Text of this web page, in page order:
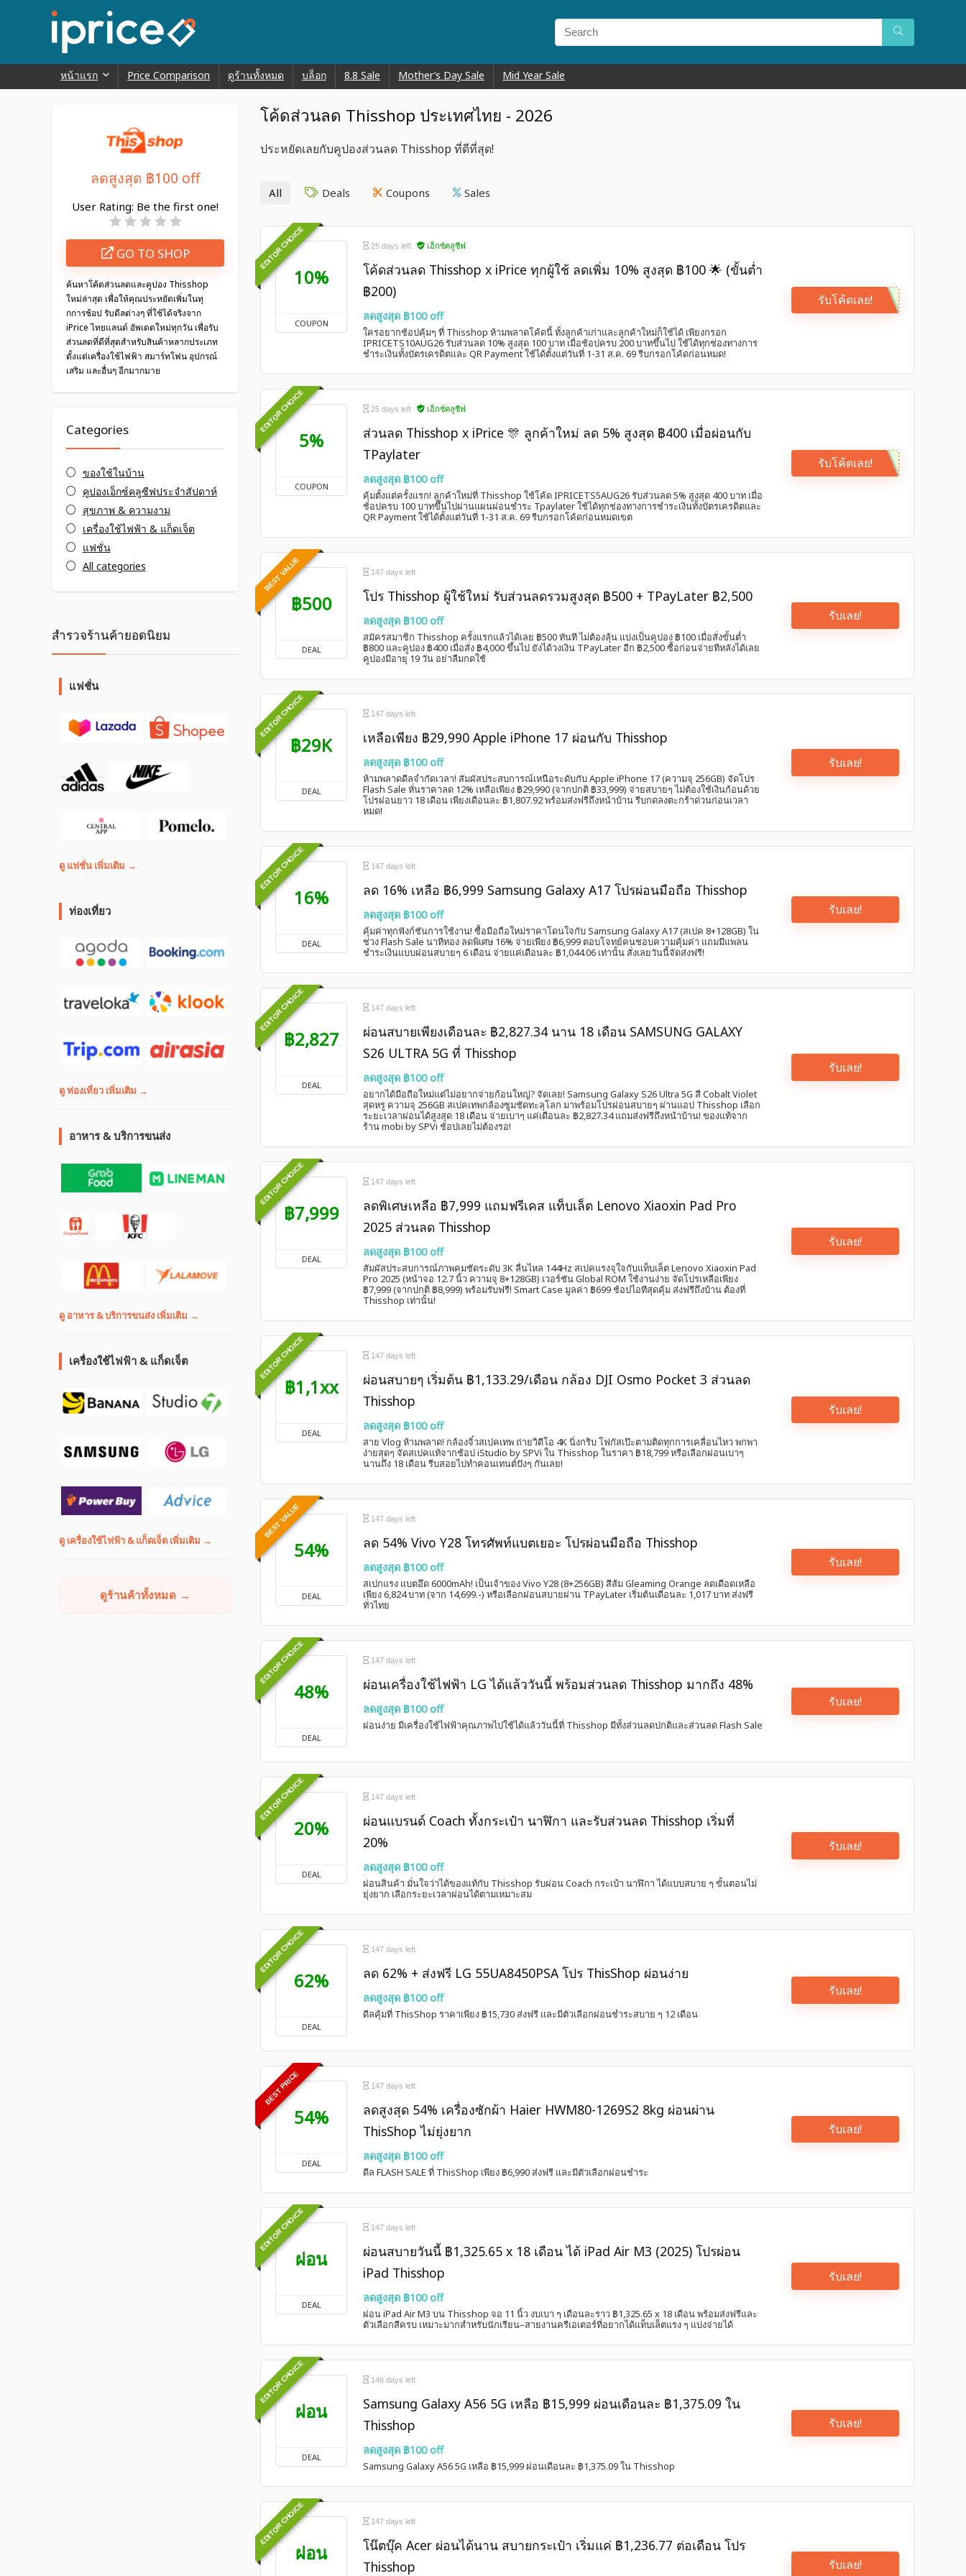
หน้าแรก Price Comparison ดูร้านทั้งหมด บล็อก 8.8 Sale Mother’s Day Sale Mid Year Sale
โค้ดส่วนลด Thisshop ประเทศไทย - 2026
ประหยัดเลยกับคูปองส่วนลด Thisshop ที่ดีที่สุด!
ลดสูงสุด ฿100 off
User Rating: Be the first one!
GO TO SHOP
ค้นหาโค้ดส่วนลดและคูปอง Thisshop
ใหม่ล่าสุด เพื่อให้คุณประหยัดเพิ่มในทุ
กการช้อป รับดีลต่างๆ ที่ใช้ได้จริงจาก
iPrice ไทยแลนด์ อัพเดตใหม่ทุกวัน เพื่อรับ
ส่วนลดที่ดีที่สุดสำหรับสินค้าหลากประเภท
ตั้งแต่เครื่องใช้ไฟฟ้า สมาร์ทโฟน อุปกรณ์
เสริม และอื่นๆ อีกมากมาย
Categories
ของใช้ในบ้าน
คูปองเอ็กซ์คลูซีฟประจำสัปดาห์
สุขภาพ & ความงาม
เครื่องใช้ไฟฟ้า & แก็ดเจ็ต
แฟชั่น
All categories
All Deals Coupons Sales
EDITOR CHOICE
10%
COUPON
25 days left เอ็กซ์คลูซีฟ
โค้ดส่วนลด Thisshop x iPrice ทุกผู้ใช้ ลดเพิ่ม 10% สูงสุด ฿100 🌟 (ขั้นต่ำ
฿200)
ลดสูงสุด ฿100 off
ใครอยากช้อปคุ้มๆ ที่ Thisshop ห้ามพลาดโค้ดนี้ ทั้งลูกค้าเก่าและลูกค้าใหม่ก็ใช้ได้ เพียงกรอก
IPRICETS10AUG26 รับส่วนลด 10% สูงสุด 100 บาท เมื่อช้อปครบ 200 บาทขึ้นไป ใช้ได้ทุกช่องทางการ
ชำระเงินทั้งบัตรเครดิตและ QR Payment ใช้ได้ตั้งแต่วันที่ 1-31 ส.ค. 69 รีบกรอกโค้ดก่อนหมด!
รับโค้ดเลย!
EDITOR CHOICE
5%
COUPON
25 days left เอ็กซ์คลูซีฟ
ส่วนลด Thisshop x iPrice 🎊 ลูกค้าใหม่ ลด 5% สูงสุด ฿400 เมื่อผ่อนกับ
TPaylater
ลดสูงสุด ฿100 off
คุ้มตั้งแต่ครั้งแรก! ลูกค้าใหม่ที่ Thisshop ใช้โค้ด IPRICETS5AUG26 รับส่วนลด 5% สูงสุด 400 บาท เมื่อ
ช้อปครบ 100 บาทขึ้นไปผ่านแผนผ่อนชำระ Tpaylater ใช้ได้ทุกช่องทางการชำระเงินทั้งบัตรเครดิตและ
QR Payment ใช้ได้ตั้งแต่วันที่ 1-31 ส.ค. 69 รีบกรอกโค้ดก่อนหมดเขต
รับโค้ดเลย!
BEST VALUE
฿500
DEAL
147 days left
โปร Thisshop ผู้ใช้ใหม่ รับส่วนลดรวมสูงสุด ฿500 + TPayLater ฿2,500
ลดสูงสุด ฿100 off
สมัครสมาชิก Thisshop ครั้งแรกแล้วได้เลย ฿500 ทันที ไม่ต้องลุ้น แบ่งเป็นคูปอง ฿100 เมื่อสั่งขั้นต่ำ
฿800 และคูปอง ฿400 เมื่อสั่ง ฿4,000 ขึ้นไป ยังได้วงเงิน TPayLater อีก ฿2,500 ซื้อก่อนจ่ายทีหลังได้เลย
คูปองมีอายุ 19 วัน อย่าลืมกดใช้
รับเลย!
EDITOR CHOICE
฿29K
DEAL
147 days left
เหลือเพียง ฿29,990 Apple iPhone 17 ผ่อนกับ Thisshop
ลดสูงสุด ฿100 off
ห้ามพลาดดีลจำกัดเวลา! สัมผัสประสบการณ์เหนือระดับกับ Apple iPhone 17 (ความจุ 256GB) จัดโปร
Flash Sale หั่นราคาลด 12% เหลือเพียง ฿29,990 (จากปกติ ฿33,999) จ่ายสบายๆ ไม่ต้องใช้เงินก้อนด้วย
โปรผ่อนยาว 18 เดือน เพียงเดือนละ ฿1,807.92 พร้อมส่งฟรีถึงหน้าบ้าน รีบกดลงตะกร้าด่วนก่อนเวลา
หมด!
รับเลย!
EDITOR CHOICE
16%
DEAL
147 days left
ลด 16% เหลือ ฿6,999 Samsung Galaxy A17 โปรผ่อนมือถือ Thisshop
ลดสูงสุด ฿100 off
คุ้มค่าทุกฟังก์ชันการใช้งาน! ซื้อมือถือใหม่ราคาโดนใจกับ Samsung Galaxy A17 (สเปค 8+128GB) ใน
ช่วง Flash Sale นาทีทอง ลดพิเศษ 16% จ่ายเพียง ฿6,999 ตอบโจทย์คนชอบความคุ้มค่า แถมมีแพลน
ชำระเงินแบบผ่อนสบายๆ 6 เดือน จ่ายแค่เดือนละ ฿1,044.06 เท่านั้น สั่งเลยวันนี้จัดส่งฟรี!
รับเลย!
EDITOR CHOICE
฿2,827
DEAL
147 days left
ผ่อนสบายเพียงเดือนละ ฿2,827.34 นาน 18 เดือน SAMSUNG GALAXY
S26 ULTRA 5G ที่ Thisshop
ลดสูงสุด ฿100 off
อยากได้มือถือใหม่แต่ไม่อยากจ่ายก้อนใหญ่? จัดเลย! Samsung Galaxy S26 Ultra 5G สี Cobalt Violet
สุดหรู ความจุ 256GB สเปคเทพกล้องซูมชัดทะลุโลก มาพร้อมโปรผ่อนสบายๆ ผ่านแอป Thisshop เลือก
ระยะเวลาผ่อนได้สูงสุด 18 เดือน จ่ายเบาๆ แค่เดือนละ ฿2,827.34 แถมส่งฟรีถึงหน้าบ้าน! ของแท้จาก
ร้าน mobi by SPVi ช้อปเลยไม่ต้องรอ!
รับเลย!
EDITOR CHOICE
฿7,999
DEAL
147 days left
ลดพิเศษเหลือ ฿7,999 แถมฟรีเคส แท็บเล็ต Lenovo Xiaoxin Pad Pro
2025 ส่วนลด Thisshop
ลดสูงสุด ฿100 off
สัมผัสประสบการณ์ภาพคมชัดระดับ 3K ลื่นไหล 144Hz สเปคแรงจุใจกับแท็บเล็ต Lenovo Xiaoxin Pad
Pro 2025 (หน้าจอ 12.7 นิ้ว ความจุ 8+128GB) เวอร์ชัน Global ROM ใช้งานง่าย จัดโปรเหลือเพียง
฿7,999 (จากปกติ ฿8,999) พร้อมรับฟรี! Smart Case มูลค่า ฿699 ช้อปไอทีสุดคุ้ม ส่งฟรีถึงบ้าน ต้องที่
Thisshop เท่านั้น!
รับเลย!
EDITOR CHOICE
฿1,1xx
DEAL
147 days left
ผ่อนสบายๆ เริ่มต้น ฿1,133.29/เดือน กล้อง DJI Osmo Pocket 3 ส่วนลด
Thisshop
ลดสูงสุด ฿100 off
สาย Vlog ห้ามพลาด! กล้องจิ๋วสเปคเทพ ถ่ายวิดีโอ 4K นิ่งกริบ โฟกัสเป๊ะตามติดทุกการเคลื่อนไหว พกพา
ง่ายสุดๆ จัดสเปคแท้จากช้อป iStudio by SPVi ใน Thisshop ในราคา ฿18,799 หรือเลือกผ่อนเบาๆ
นานถึง 18 เดือน รีบสอยไปทำคอนเทนต์ปังๆ กันเลย!
รับเลย!
BEST VALUE
54%
DEAL
147 days left
ลด 54% Vivo Y28 โทรศัพท์แบตเยอะ โปรผ่อนมือถือ Thisshop
ลดสูงสุด ฿100 off
สเปกแรง แบตอึด 6000mAh! เป็นเจ้าของ Vivo Y28 (8+256GB) สีส้ม Gleaming Orange ลดเดือดเหลือ
เพียง 6,824 บาท (จาก 14,699.-) หรือเลือกผ่อนสบายผ่าน TPayLater เริ่มต้นเดือนละ 1,017 บาท ส่งฟรี
ทั่วไทย
รับเลย!
EDITOR CHOICE
48%
DEAL
147 days left
ผ่อนเครื่องใช้ไฟฟ้า LG ได้แล้ววันนี้ พร้อมส่วนลด Thisshop มากถึง 48%
ลดสูงสุด ฿100 off
ผ่อนง่าย มีเครื่องใช้ไฟฟ้าคุณภาพไปใช้ได้แล้ววันนี้ที่ Thisshop มีทั้งส่วนลดปกติและส่วนลด Flash Sale
รับเลย!
EDITOR CHOICE
20%
DEAL
147 days left
ผ่อนแบรนด์ Coach ทั้งกระเป๋า นาฬิกา และรับส่วนลด Thisshop เริ่มที่
20%
ลดสูงสุด ฿100 off
ผ่อนสินค้า มั่นใจว่าได้ของแท้กับ Thisshop รับผ่อน Coach กระเป๋า นาฬิกา ได้แบบสบาย ๆ ขั้นตอนไม่
ยุ่งยาก เลือกระยะเวลาผ่อนได้ตามเหมาะสม
รับเลย!
EDITOR CHOICE
62%
DEAL
147 days left
ลด 62% + ส่งฟรี LG 55UA8450PSA โปร ThisShop ผ่อนง่าย
ลดสูงสุด ฿100 off
ดีลคุ้มที่ ThisShop ราคาเพียง ฿15,730 ส่งฟรี และมีตัวเลือกผ่อนชำระสบาย ๆ 12 เดือน
รับเลย!
BEST PRICE
54%
DEAL
147 days left
ลดสูงสุด 54% เครื่องซักผ้า Haier HWM80-1269S2 8kg ผ่อนผ่าน
ThisShop ไม่ยุ่งยาก
ลดสูงสุด ฿100 off
ดีล FLASH SALE ที่ ThisShop เพียง ฿6,990 ส่งฟรี และมีตัวเลือกผ่อนชำระ
รับเลย!
EDITOR CHOICE
ผ่อน
DEAL
147 days left
ผ่อนสบายวันนี้ ฿1,325.65 x 18 เดือน ได้ iPad Air M3 (2025) โปรผ่อน
iPad Thisshop
ลดสูงสุด ฿100 off
ผ่อน iPad Air M3 บน Thisshop จอ 11 นิ้ว งบเบา ๆ เดือนละราว ฿1,325.65 x 18 เดือน พร้อมส่งฟรีและ
ตัวเลือกสีครบ เหมาะมากสำหรับนักเรียน–สายงานครีเอเตอร์ที่อยากได้แท็บเล็ตแรง ๆ แบ่งจ่ายได้
รับเลย!
EDITOR CHOICE
ผ่อน
DEAL
146 days left
Samsung Galaxy A56 5G เหลือ ฿15,999 ผ่อนเดือนละ ฿1,375.09 ใน
Thisshop
ลดสูงสุด ฿100 off
Samsung Galaxy A56 5G เหลือ ฿15,999 ผ่อนเดือนละ ฿1,375.09 ใน Thisshop
รับเลย!
EDITOR CHOICE
ผ่อน
147 days left
โน๊ตบุ๊ค Acer ผ่อนได้นาน สบายกระเป๋า เริ่มแค่ ฿1,236.77 ต่อเดือน โปร
Thisshop
รับเลย!
สำรวจร้านค้ายอดนิยม
แฟชั่น
ดู แฟชั่น เพิ่มเติม →
ท่องเที่ยว
ดู ท่องเที่ยว เพิ่มเติม →
อาหาร & บริการขนส่ง
ดู อาหาร & บริการขนส่ง เพิ่มเติม →
เครื่องใช้ไฟฟ้า & แก็ดเจ็ต
ดู เครื่องใช้ไฟฟ้า & แก็ดเจ็ต เพิ่มเติม →
ดูร้านค้าทั้งหมด →